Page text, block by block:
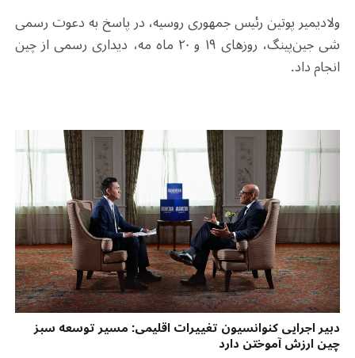
ولادیمیر پوتین رئیس جمهوری روسیه، در پاسخ به دعوت رسمی
شی جین‌پینگ، روزهای ۱۹ و ۲۰ ماه مه، دیداری رسمی از چین
انجام داد.
دبیر اجرایی کنوانسیون تغییرات اقلیمی: مسیر توسعه سبز
چین ارزش آموختن دارد